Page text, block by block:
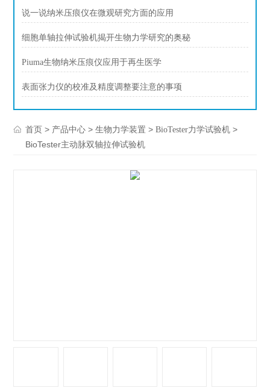
说一说纳米压痕仪在微观研究方面的应用
细胞单轴拉伸试验机揭开生物力学研究的奥秘
Piuma生物纳米压痕仪应用于再生医学
表面张力仪的校准及精度调整要注意的事项
首页 > 产品中心 >生物力学装置 >BioTester力学试验机 >
BioTester主动脉双轴拉伸试验机